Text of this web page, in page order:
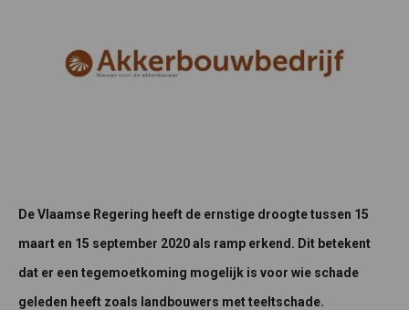
De Vlaamse Regering heeft de ernstige droogte tussen 15
maart en 15 september 2020 als ramp erkend. Dit betekent
dat er een tegemoetkoming mogelijk is voor wie schade
geleden heeft zoals landbouwers met teeltschade.